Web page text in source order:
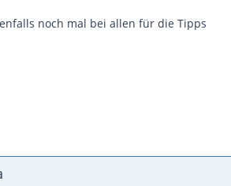
noch mal bei allen für die Tipps